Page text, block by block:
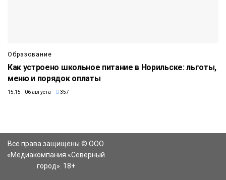
Образование
Как устроено школьное питание в Норильске: льготы,
меню и порядок оплаты
15:15 06 августа 357
Все права защищены © ООО
«Медиакомпания «Северный
город». 18+